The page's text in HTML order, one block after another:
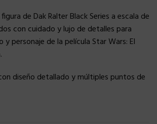
de Dak Ralter Black Series a escala de
con cuidado y lujo de detalles para
y personaje de la película Star Wars: El
diseño detallado y múltiples puntos de